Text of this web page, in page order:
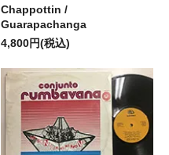
Chappottin /
Guarapachanga
4,800円(税込)